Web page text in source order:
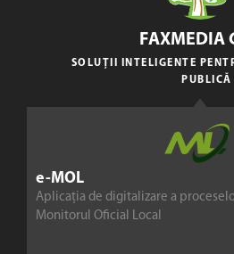
e-MOL
Aplicația de digitalizare a
Monitorul Oficial Local
FAXMEDIA
SOLUȚII INTELIGENTE
PUBLICĂ